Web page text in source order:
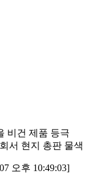
비건 제품 등극
서 현지 총판 물색
오후 10:49:03]